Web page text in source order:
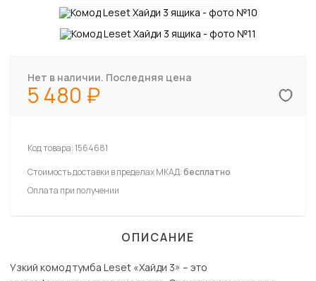
Нет в наличии. Последняя цена
5 480
Код товара:1564681
Стоимость доставки в пределах МКАД:бесплатно
Оплата при получении
ОПИСАНИЕ
Узкий комод тумба Leset «Хайди 3» – это